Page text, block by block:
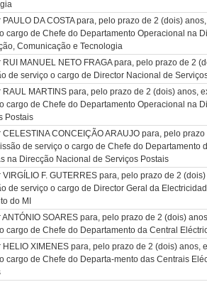
PAULO DA COSTA para, pelo prazo de 2 (dois)
cargo de Chefe do Departamento Operacional na
Comunicação e Tecnologia
RUI MANUEL NETO FRAGA para, pelo prazo de 2
de serviço o cargo de Director Nacional de
RAUL MARTINS para, pelo prazo de 2 (dois) anos,
cargo de Chefe do Departamento Operacional na
Postais
CELESTINA CONCEIÇÃO ARAUJO para, pelo
de serviço o cargo de Chefe do Departamento
na Direcção Nacional de Serviços Postais
VIRGÍLIO F. GUTERRES para, pelo prazo de 2
de serviço o cargo de Director Geral da
do MI
ANTÓNIO SOARES para, pelo prazo de 2 (dois)
cargo de Chefe do Departamento da Central
HELIO XIMENES para, pelo prazo de 2 (dois) anos,
cargo de Chefe do Departa-mento das Centrais